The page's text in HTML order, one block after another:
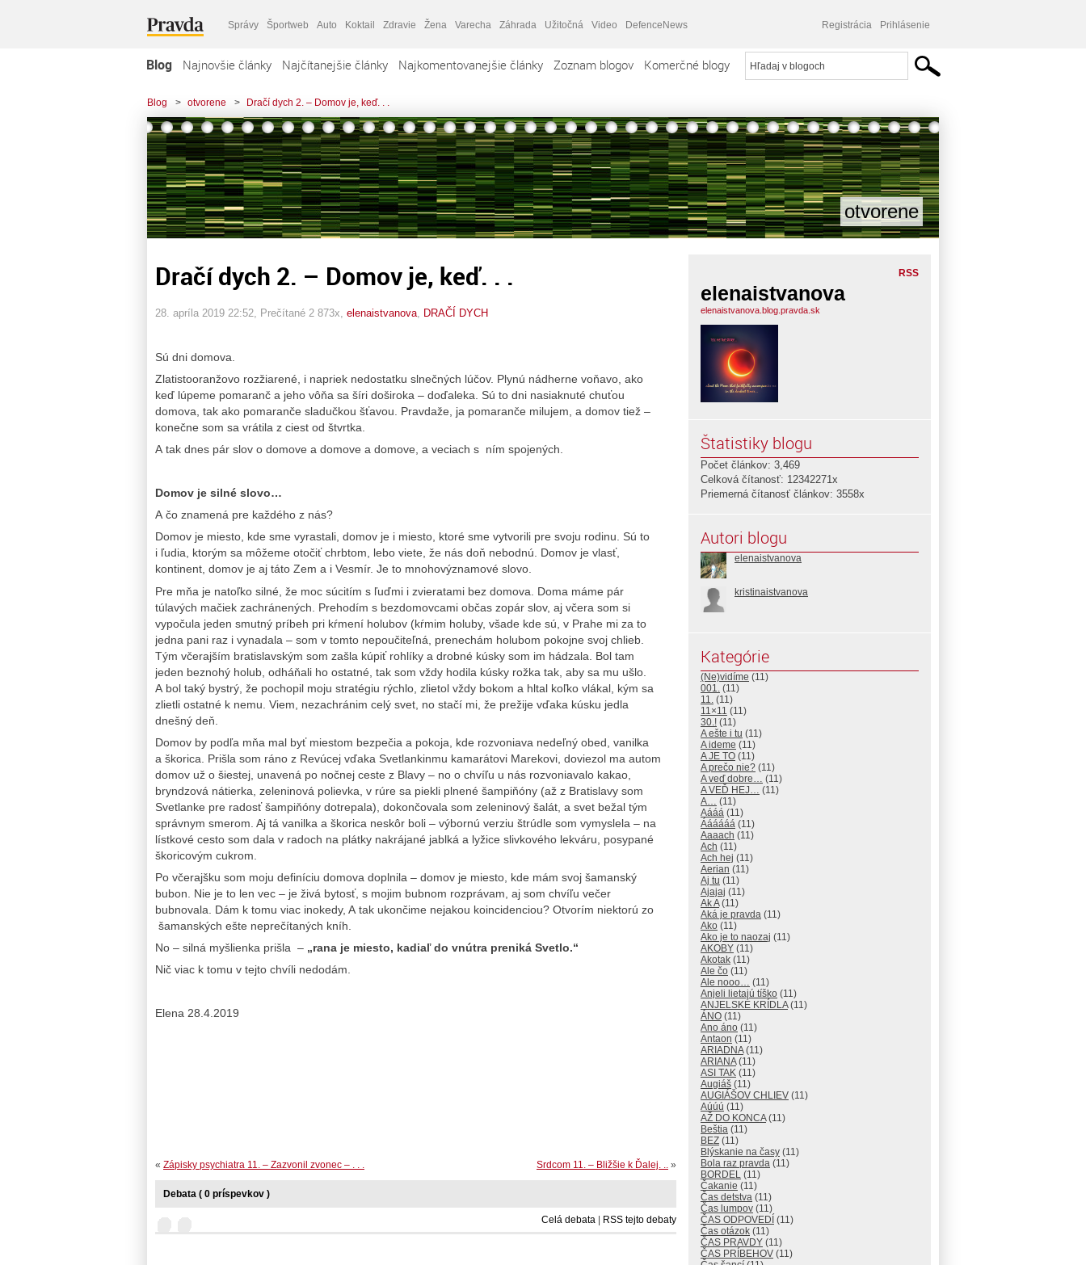
Správy Športweb Auto Koktail Zdravie Žena Varecha Záhrada Užitočná Video DefenceNews Registrácia Prihlásenie
Blog Najnovšie články Najčítanejšie články Najkomentovanejšie články Zoznam blogov Komerčné blogy
Blog > otvorene > Dračí dych 2. – Domov je, keď. . .
otvorene
Dračí dych 2. – Domov je, keď. . .
28. apríla 2019 22:52 , Prečítané 2 873x, elenaistvanova DRAČÍ DYCH
Sú dni domova.
Zlatistooranžovo rozžiarené, i napriek nedostatku slnečných lúčov. Plynú nádherne voňavo, ako
keď lúpeme pomaranč a jeho vôňa sa šíri doširoka – doďaleka. Sú to dni nasiaknuté chuťou
domova, tak ako pomaranče sladučkou šťavou. Pravdaže, ja pomaranče milujem, a domov tiež –
konečne som sa vrátila z ciest od štvrtka.
A tak dnes pár slov o domove a domove a domove, a veciach s ním spojených.
Domov je silné slovo…
A čo znamená pre každého z nás?
Domov je miesto, kde sme vyrastali, domov je i miesto, ktoré sme vytvorili pre svoju rodinu. Sú to
i ľudia, ktorým sa môžeme otočiť chrbtom, lebo viete, že nás doň nebodnú. Domov je vlasť,
kontinent, domov je aj táto Zem a i Vesmír. Je to mnohovýznamové slovo.
Pre mňa je natoľko silné, že moc súcitím s ľuďmi i zvieratami bez domova. Doma máme pár
túlavých mačiek zachránených. Prehodím s bezdomovcami občas zopár slov, aj včera som si
vypočula jeden smutný príbeh pri kŕmení holubov (kŕmim holuby, všade kde sú, v Prahe mi za to
jedna pani raz i vynadala – som v tomto nepoučiteľná, prenechám holubom pokojne svoj chlieb.
Tým včerajším bratislavským som zašla kúpiť rohlíky a drobné kúsky som im hádzala. Bol tam
jeden beznohý holub, odháňali ho ostatné, tak som vždy hodila kúsky rožka tak, aby sa mu ušlo.
A bol taký bystrý, že pochopil moju stratégiu rýchlo, zlietol vždy bokom a hltal koľko vlákal, kým sa
zlietli ostatné k nemu. Viem, nezachránim celý svet, no stačí mi, že prežije vďaka kúsku jedla
dnešný deň.
Domov by podľa mňa mal byť miestom bezpečia a pokoja, kde rozvoniava nedeľný obed, vanilka
a škorica. Prišla som ráno z Revúcej vďaka Svetlankinmu kamarátovi Marekovi, doviezol ma autom
domov už o šiestej, unavená po nočnej ceste z Blavy – no o chvíľu u nás rozvoniavalo kakao,
bryndzová nátierka, zeleninová polievka, v rúre sa piekli plnené šampiňóny (až z Bratislavy som
Svetlanke pre radosť šampiňóny dotrepala), dokončovala som zeleninový šalát, a svet bežal tým
správnym smerom. Aj tá vanilka a škorica neskôr boli – výbornú verziu štrúdle som vymyslela – na
lístkové cesto som dala v radoch na plátky nakrájané jablká a lyžice slivkového lekváru, posypané
škoricovým cukrom.
Po včerajšku som moju definíciu domova doplnila – domov je miesto, kde mám svoj šamanský
bubon. Nie je to len vec – je živá bytosť, s mojim bubnom rozprávam, aj som chvíľu večer
bubnovala. Dám k tomu viac inokedy, A tak ukončime nejakou koincidenciou? Otvorím niektorú zo
šamanských ešte neprečítaných kníh.
No – silná myšlienka prišla – „rana je miesto, kadiaľ do vnútra preniká Svetlo.“
Nič viac k tomu v tejto chvíli nedodám.
Elena 28.4.2019
Srdcom 11. – Bližšie k Ďalej. .. »
« Zápisky psychiatra 11. – Zazvonil zvonec – . . .
Debata ( 0 príspevkov )
Celá debata RSS tejto debaty
RSS
elenaistvanova
elenaistvanova.blog.pravda.sk
Štatistiky blogu
Počet článkov: 3,469
Celková čítanosť: 12342271x
Priemerná čítanosť článkov: 3558x
Autori blogu
elenaistvanova
kristinaistvanova
Kategórie
(Ne)vidíme (11)
001. (11)
11. (11)
11×11 (11)
30.! (11)
A ešte i tu (11)
A ideme (11)
A JE TO (11)
A prečo nie? (11)
A veď dobre… (11)
A VEĎ HEJ… (11)
A… (11)
Aááá (11)
Áááááá (11)
Aaaach (11)
Ach (11)
Ach hej (11)
Aerian (11)
Aj tu (11)
Ajajaj (11)
Ak A(11)
Aká je pravda (11)
Ako (11)
Ako je to naozaj (11)
AKOBY (11)
Akotak (11)
Ale čo (11)
Ale nooo… (11)
Anjeli lietajú tíško (11)
ANJELSKÉ KRÍDLA(11)
ÁNO (11)
Ano áno (11)
Antaon (11)
ARIADNA(11)
ARIANA(11)
ASI TAK (11)
Augiáš (11)
AUGIÁŠOV CHLIEV (11)
Aúúú (11)
AŽ DO KONCA(11)
Beštia (11)
BEZ (11)
Blýskanie na časy (11)
Bola raz pravda (11)
BORDEL (11)
Čakanie (11)
Čas detstva (11)
Čas lumpov (11)
ČAS ODPOVEDÍ (11)
Čas otázok (11)
ČAS PRAVDY (11)
ČAS PRÍBEHOV (11)